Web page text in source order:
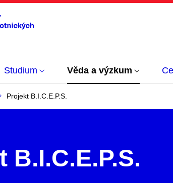
Studium Věda a výzkum
Projekt B.I.C.E.P.S.
B.I.C.E.P.S.